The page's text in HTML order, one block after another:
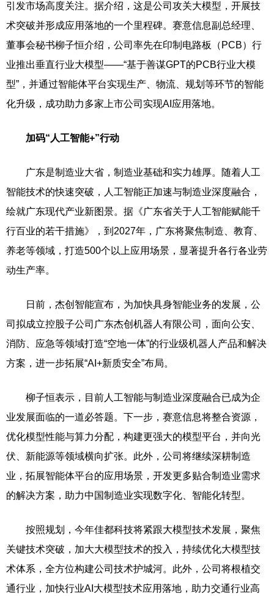
引发市场高度关注。据介绍，这是公司攻关大模型，开展技
术突破并形成应用落地的一个里程碑。赛意信息副总经理、
董事会秘书柳子恒介绍，公司率先在印制电路板（PCB）行
业推出垂直行业大模型——“基于善谋GPT的PCB行业大模
型”，并通过智能体平台实现生产、物流、规划等环节的智能
化升级，成功助力多家上市公司实现AI应用落地。
加码“人工智能+”行动
广东是制造业大省，制造业基础和实力雄厚。随着人工
智能技术的快速突破，人工智能正加速与制造业深度融合，
绘就广东现代产业新图景。据《广东省关于人工智能赋能千
行百业的若干措施》，到2027年，广东将聚焦制造、教育、
养老等领域，打造500个以上应用场景，显著提升各行各业劳
动生产率。
日前，杰创智能宣布，为加快具身智能业务的发展，公
司拟成立控股子公司广东杰创机器人有限公司，面向公安、
消防、应急等领域打造“空地一体”的行业级机器人产品和解决
方案，进一步拓展“AI+新质安全”布局。
柳子恒表示，目前人工智能与制造业深度融合已成为企
业发展面临的一道必答题。下一步，赛意信息将整合资源，
优化模型性能与算力分配，构建更强大的模型平台，并向光
伏、新能源等领域横向扩张。此外，公司将继续深耕制造
业，拓展智能体平台的应用场景，开发更多贴合制造业需求
的解决方案，助力中国制造业实现数字化、智能化转型。
按照规划，今年佳都科技将紧跟大模型技术发展，聚焦
关键技术突破，加大大模型技术的投入，持续优化大模型技
术体系，全方位构建公司技术护城河。此外，公司将根植交
通行业，加快行业AI大模型技术应用落地，助力交通行业高